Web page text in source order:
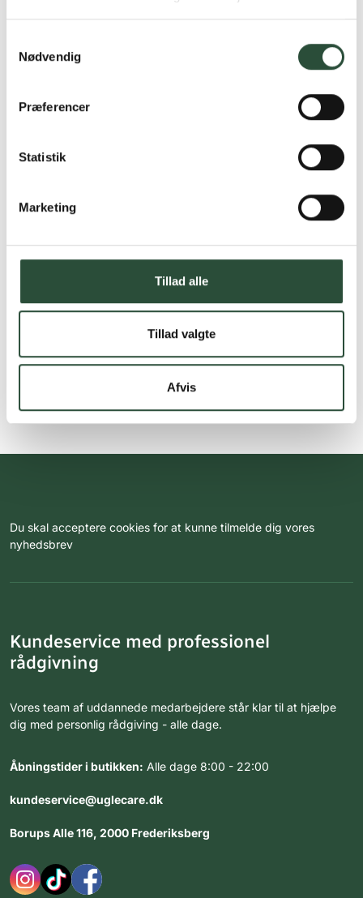
Nødvendig
Præferencer
Statistik
Marketing
Tillad alle
Tillad valgte
Afvis
Læs mere om Uglecare.dk her
Du skal acceptere cookies for at kunne tilmelde dig vores
nyhedsbrev
Kundeservice med professionel
rådgivning
Vores team af uddannede medarbejdere står klar til at hjælpe
dig med personlig rådgiving - alle dage.
Åbningstider i butikken: Alle dage 8:00 - 22:00
kundeservice@uglecare.dk
Borups Alle 116, 2000 Frederiksberg